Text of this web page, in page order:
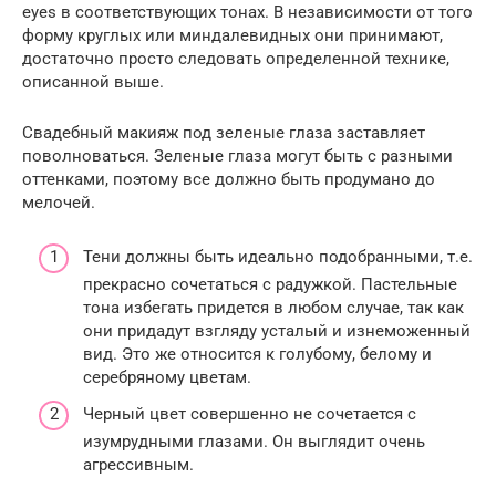
eyes в соответствующих тонах. В независимости от того
форму круглых или миндалевидных они принимают,
достаточно просто следовать определенной технике,
описанной выше.
Свадебный макияж под зеленые глаза заставляет
поволноваться. Зеленые глаза могут быть с разными
оттенками, поэтому все должно быть продумано до
мелочей.
Тени должны быть идеально подобранными, т.е.
прекрасно сочетаться с радужкой. Пастельные
тона избегать придется в любом случае, так как
они придадут взгляду усталый и изнеможенный
вид. Это же относится к голубому, белому и
серебряному цветам.
Черный цвет совершенно не сочетается с
изумрудными глазами. Он выглядит очень
агрессивным.